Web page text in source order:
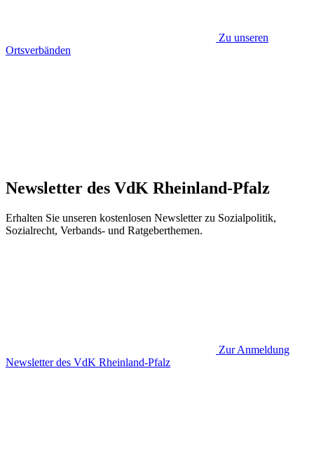
Zu unseren
Ortsverbänden
Newsletter des VdK Rheinland-Pfalz
Erhalten Sie unseren kostenlosen Newsletter zu Sozialpolitik,
Sozialrecht, Verbands- und Ratgeberthemen.
Zur Anmeldung
Newsletter des VdK Rheinland-Pfalz